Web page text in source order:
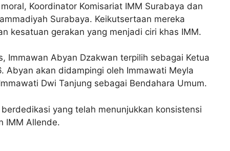
Koordinator Komisariat IMM Surabaya dan
Surabaya. Keikutsertaan mereka
kesatuan gerakan yang menjadi ciri khas IMM.
Immawan Abyan Dzakwan terpilih sebagai Ketua
Abyan akan didampingi oleh Immawati Meyla
Dwi Tanjung sebagai Bendahara Umum.
yang telah menunjukkan konsistensi
IMM Allende.